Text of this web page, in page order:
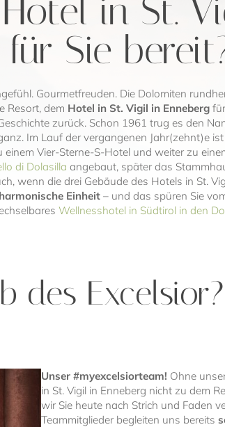
in St.
für Sie
Gourmetfreuden. Die Dolomiten
Resort, dem Hotel in St. Vigil in Ennebergfür
zurück. Schon 1961 trug es den
Im Lauf der vergangenen Jahr(zehnt)e
Vier-Sterne-S-Hotel und weiter zu
di Dolasilla angebaut, später das
wenn die drei Gebäude des Hotels in St.
harmonische Einheit– und das spüren Sie
Wellnesshotel in Südtirol in den
des Excelsior?
Unser #myexcelsiorteam! Ohne
in St. Vigil in Enneberg nicht zu dem
wir Sie heute nach Strich und Faden
Teammitglieder begleiten uns bereits